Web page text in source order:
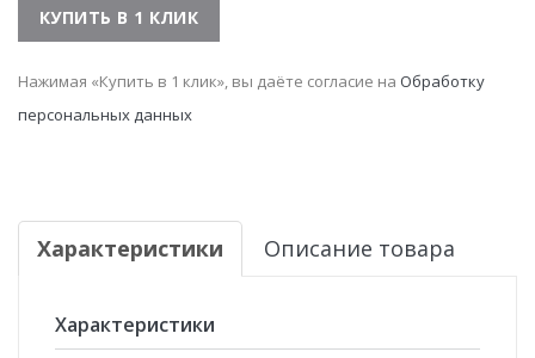
Нажимая «Купить в 1 клик», вы даёте согласие на Обработку
персональных данных
Характеристики Описание товара
Характеристики